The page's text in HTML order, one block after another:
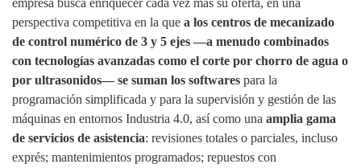
perspectiva competitiva en la que a los centros de mecanizado
de control numérico de 3 y 5 ejes —a menudo combinados
con tecnologías avanzadas como el corte por chorro de agua o
por ultrasonidos— se suman los softwares para la
programación simplificada y para la supervisión y gestión de las
máquinas en entornos Industria 4.0, así como una amplia gama
de servicios de asistencia: revisiones totales o parciales, incluso
exprés; mantenimientos programados; repuestos con